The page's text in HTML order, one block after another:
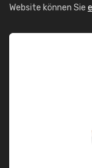
Website können Sie